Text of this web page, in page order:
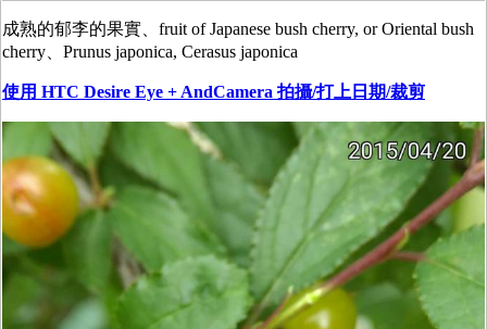
成熟的郁李的果實、fruit of Japanese bush cherry, or Oriental bush
cherry、Prunus japonica, Cerasus japonica
使用 HTC Desire Eye + AndCamera 拍攝/打上日期/裁剪